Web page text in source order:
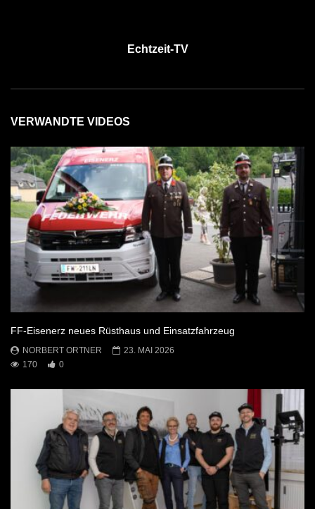
Echtzeit-TV
VERWANDTE VIDEOS
FF-Eisenerz neues Rüsthaus und Einsatzfahrzeug
NORBERT ORTNER
23. MAI 2026
170
0